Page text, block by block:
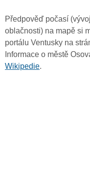
Předpověď počasí
oblačnosti) na mapě si
portálu Ventusky na
Informace o městě
Wikipedie.